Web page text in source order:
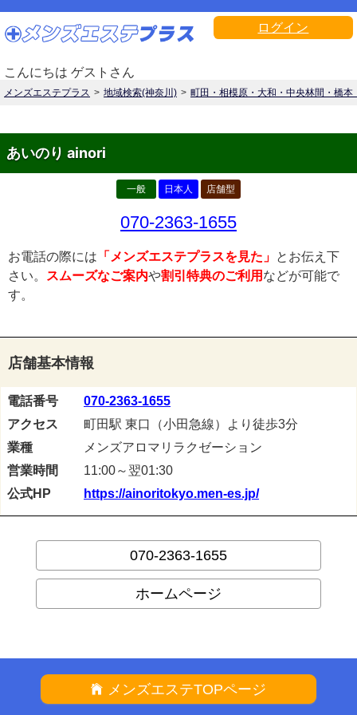
ログイン
こんにちは ゲストさん
メンズエステプラス 地域検索(神奈川) 町田・相模原・大和・中央林間・橋本
あいのり ainori
一般 日本人 店舗型
070-2363-1655
お電話の際には 「メンズエステプラスを見た」 とお伝え下
さい。
スムーズなご案内や割引特典のご利用 などが可能で
す。
店舗基本情報
電話番号
070-2363-1655
アクセス
町田駅 東口（小田急線）より徒歩3分
業種
メンズアロマリラクゼーション
営業時間
11:00～翌01:30
公式HP
https://ainoritokyo.men-es.jp/
070-2363-1655
ホームページ
メンズエステTOPページ